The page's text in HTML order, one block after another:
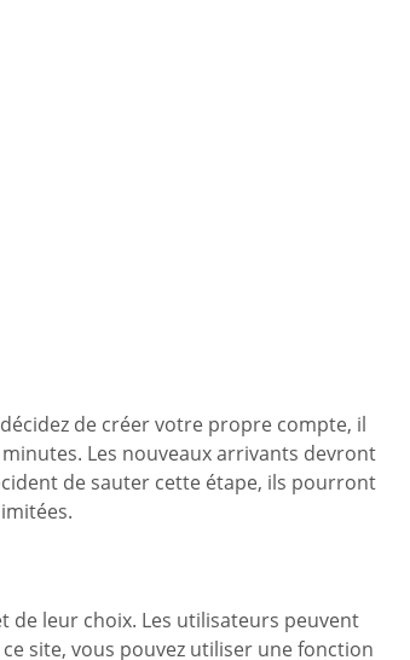
de créer votre propre compte, il
Les nouveaux arrivants devront
de sauter cette étape, ils pourront
de leur choix. Les utilisateurs peuvent
site, vous pouvez utiliser une fonction